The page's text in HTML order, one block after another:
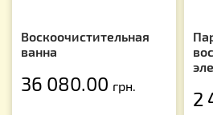
Воскоочистительная
ванна
36 080.00 грн.
2